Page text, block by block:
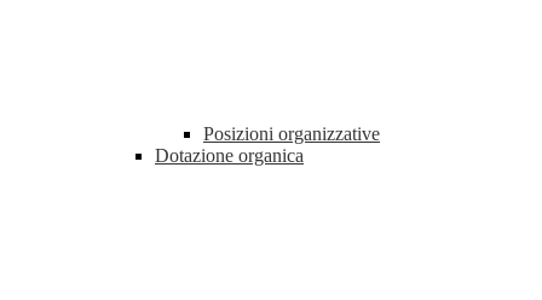
Posizioni organizzative
Dotazione organica